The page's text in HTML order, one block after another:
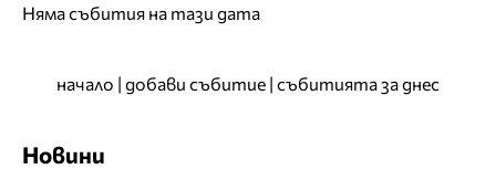
Няма събития на тази дата
начало | добави събитие | събитията за днес
Новини